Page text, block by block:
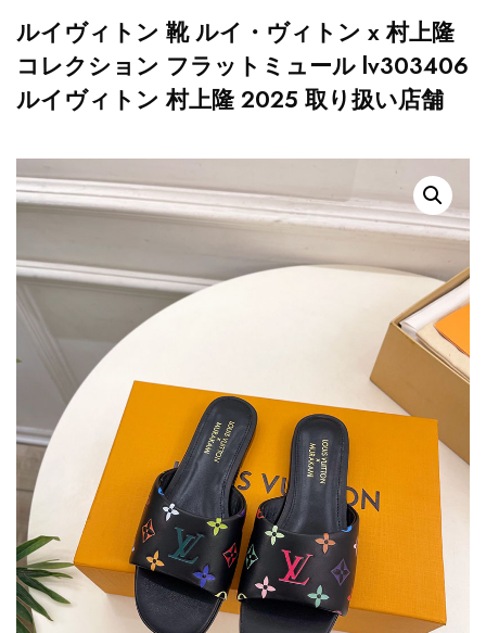
ルイヴィトン 靴 ルイ・ヴィトン x 村上隆
コレクション フラットミュール lv303406
ルイヴィトン 村上隆 2025 取り扱い店舗